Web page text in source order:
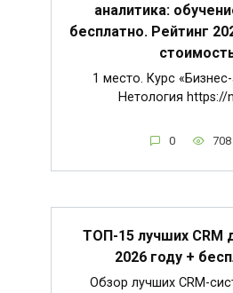
аналитика:
бесплатно. Рейтинг
1 место. Курс
Нетология https://
0 708
ТОП-15 лучших CRM
2026 году +
Обзор лучших CRM-